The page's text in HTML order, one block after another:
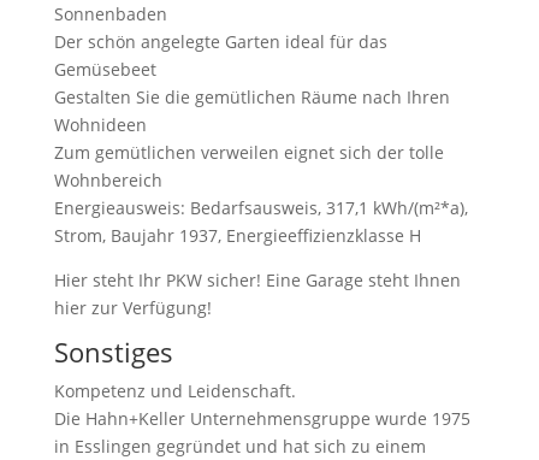
Sonnenbaden
Der schön angelegte Garten ideal für das
Gemüsebeet
Gestalten Sie die gemütlichen Räume nach Ihren
Wohnideen
Zum gemütlichen verweilen eignet sich der tolle
Wohnbereich
Energieausweis: Bedarfsausweis, 317,1 kWh/(m²*a),
Strom, Baujahr 1937, Energieeffizienzklasse H
Hier steht Ihr PKW sicher! Eine Garage steht Ihnen
hier zur Verfügung!
Sonstiges
Kompetenz und Leidenschaft.
Die Hahn+Keller Unternehmensgruppe wurde 1975
in Esslingen gegründet und hat sich zu einem